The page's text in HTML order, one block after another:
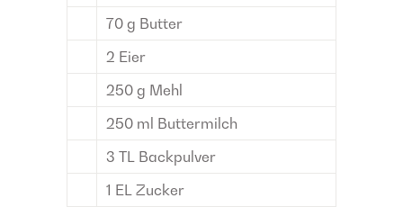
70 g Butter
2 Eier
250 g Mehl
250 ml Buttermilch
3 TL Backpulver
1 EL Zucker